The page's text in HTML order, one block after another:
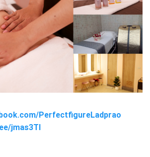
PerfectfigureLadprao
jmas3TI